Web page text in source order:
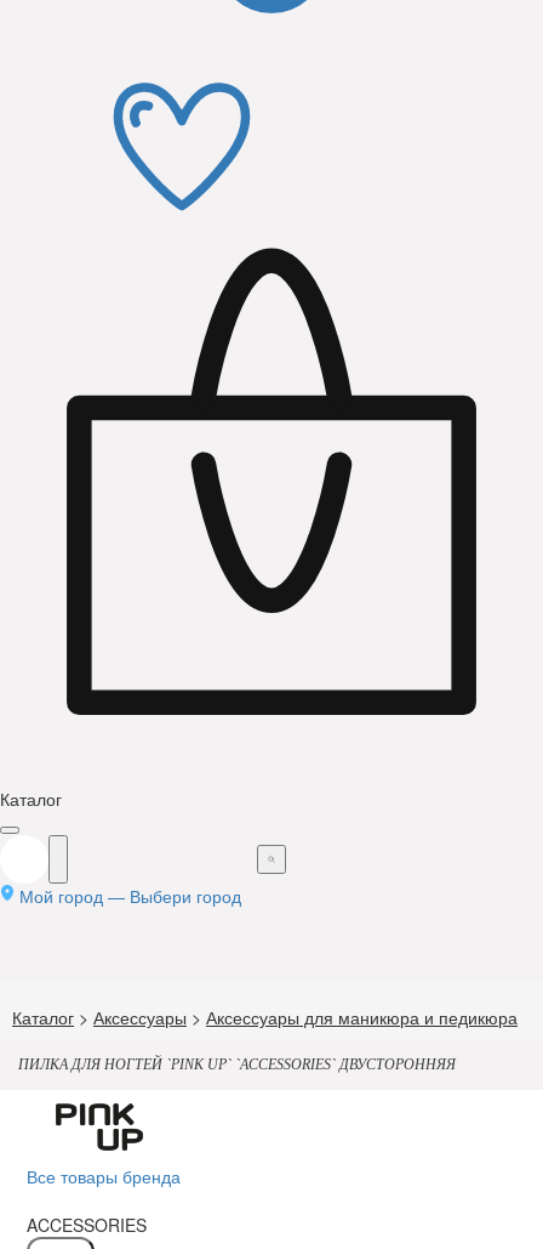
Каталог
Мой город — Выбери город
Каталог > Аксессуары > Аксессуары для маникюра и педикюра
ПИЛКА ДЛЯ НОГТЕЙ `PINK UP` `ACCESSORIES` ДВУСТОРОННЯЯ
Все товары бренда
ACCESSORIES